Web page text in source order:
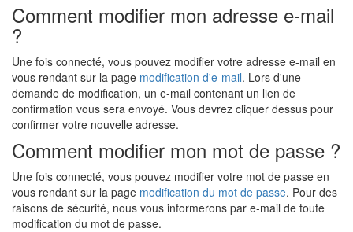
Comment modifier mon adresse e-mail
?
Une fois connecté, vous pouvez modifier votre adresse e-mail en
vous rendant sur la page modification d'e-mail. Lors d'une
demande de modification, un e-mail contenant un lien de
confirmation vous sera envoyé. Vous devrez cliquer dessus pour
confirmer votre nouvelle adresse.
Comment modifier mon mot de passe ?
Une fois connecté, vous pouvez modifier votre mot de passe en
vous rendant sur la page modification du mot de passe. Pour des
raisons de sécurité, nous vous informerons par e-mail de toute
modification du mot de passe.